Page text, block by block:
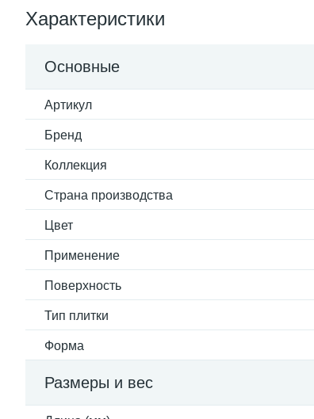
Характеристики
Основные
Артикул
Бренд
Коллекция
Страна производства
Цвет
Применение
Поверхность
Тип плитки
Форма
Размеры и вес